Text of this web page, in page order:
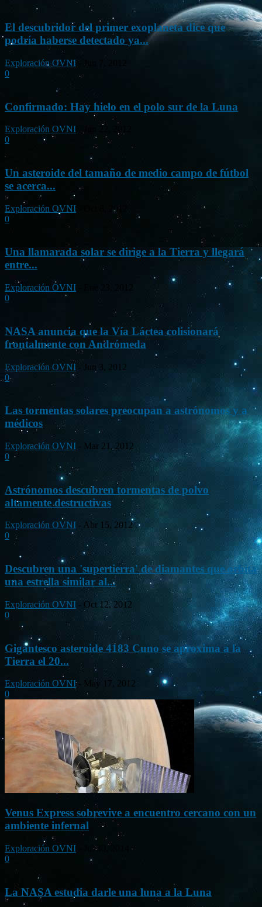
El descubridor del primer exoplaneta dice que
podría haberse detectado ya...
Exploración OVNI
0
Confirmado: Hay hielo en el polo sur de la Luna
Exploración OVNI
Jun 22, 2012
0
Un asteroide del tamaño de medio campo de fútbol
se acerca...
Exploración OVNI
Oct 8, 2012
0
Una llamarada solar se dirige a la Tierra y llegará
entre...
Exploración OVNI
0
NASA anuncia que la Vía Láctea colisionará
frontalmente con Andrómeda
Exploración OVNI -
Jun 3, 2012
0
Las tormentas solares preocupan a astrónomos y a
médicos
Exploración OVNI - Mar 21, 2012
0
Astrónomos descubren tormentas de polvo
altamente destructivas
Exploración OVNI - Abr 15, 2012
0
Descubren una 'supertierra' de diamantes que orbita
una estrella similar al...
Exploración OVNI - Oct 12, 2012
0
Gigantesco asteroide 4183 Cuno se aproxima a la
Tierra el 20...
Exploración OVNI - May 17, 2012
0
Venus Express sobrevive a encuentro cercano con un
ambiente infernal
Exploración OVNI
Jul 30, 2014
0
La NASA estudia darle una luna a la Luna